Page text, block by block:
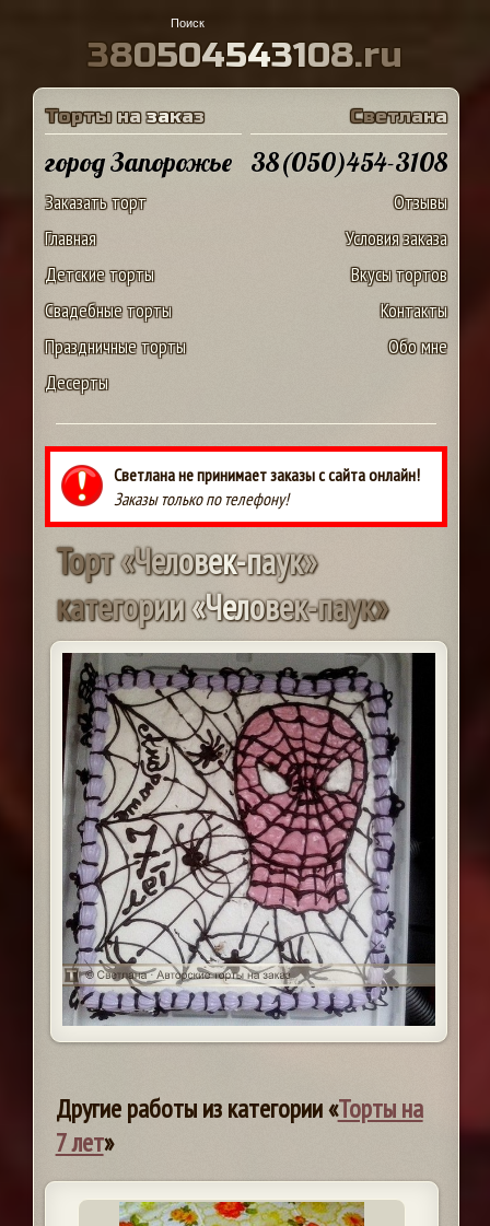
380504543108.ru
Торты на заказ
город Запорожье
Заказать торт
Главная
Детские торты
Свадебные торты
Праздничные торты
Десерты
Светлана
38(050)454-3108
Отзывы
Условия заказа
Вкусы тортов
Контакты
Обо мне
Светлана не принимает заказы с сайта онлайн!
Заказы только по телефону!
Торт«Человек-паук»
категории«Человек-паук»
Другие работы из категории «Торты на
7 лет»